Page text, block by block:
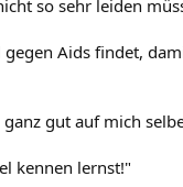
so sehr leiden
Aids findet,
gut auf mich
kennen lernst!"